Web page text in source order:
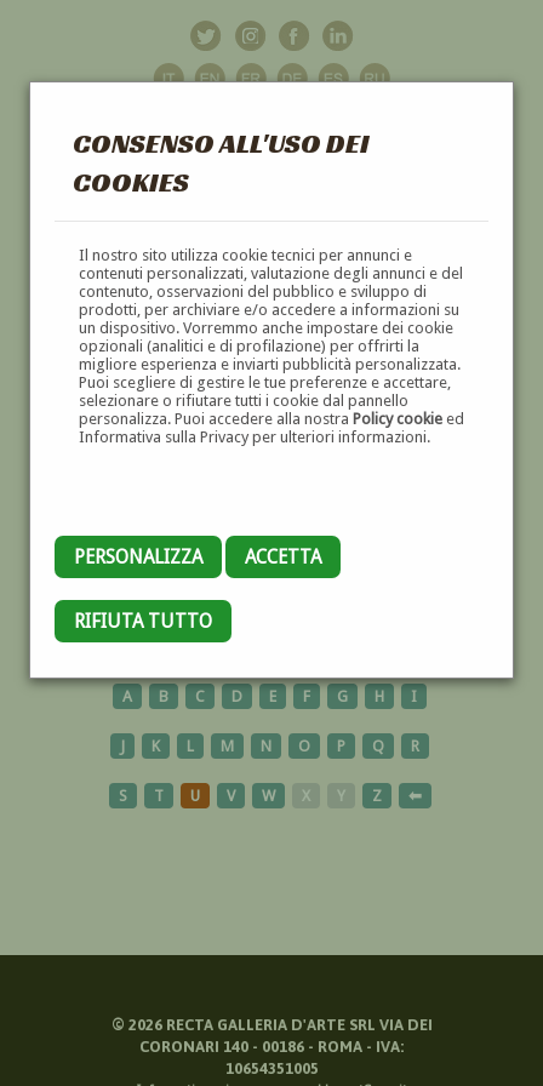
CONSENSO ALL'USO DEI
COOKIES
Il nostro sito utilizza cookie tecnici per annunci e
contenuti personalizzati, valutazione degli annunci e del
contenuto, osservazioni del pubblico e sviluppo di
prodotti, per archiviare e/o accedere a informazioni su
un dispositivo. Vorremmo anche impostare dei cookie
opzionali (analitici e di profilazione) per offrirti la
migliore esperienza e inviarti pubblicità personalizzata.
Puoi scegliere di gestire le tue preferenze e accettare,
selezionare o rifiutare tutti i cookie dal pannello
personalizza. Puoi accedere alla nostra Policy cookieed
Informativa sulla Privacy per ulteriori informazioni.
PERSONALIZZA ACCETTA
RIFIUTA TUTTO
GALLERIAD'ARTE
DIPINTI E SCULTURE '800 E '900
GEISHA
A B C D E F G H I
J K L M N O P Q R
S T U V W X Y Z ⬅
© 2026RECTA GALLERIA D'ARTE SRL VIA DEI
CORONARI 140 - 00186 - ROMA - IVA:
10654351005